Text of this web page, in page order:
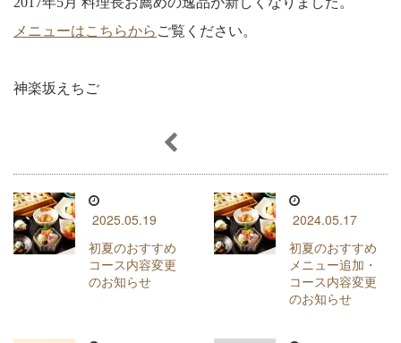
メニューはこちらから ご覧ください。
神楽坂えちご
2025.05.19
初夏のおすすめ
コース内容変更
のお知らせ
2024.05.17
初夏のおすすめ
メニュー追加・
コース内容変更
のお知らせ